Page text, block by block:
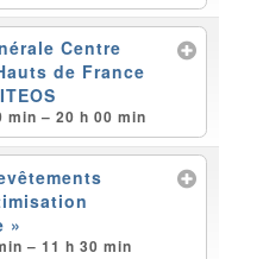
Centre
de France
min – 20 h 00 min
»
– 11 h 30 min